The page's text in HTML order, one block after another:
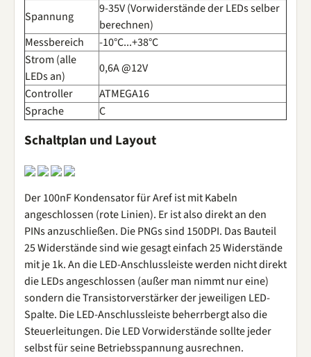
Spannung
9-35V (Vorwiderstände der LEDs selber
berechnen)
Messbereich
-10°C...+38°C
Strom (alle
LEDs an)
0,6A @12V
Controller
ATMEGA16
Sprache
C
Schaltplan und Layout
Der 100nF Kondensator für Aref ist mit Kabeln
angeschlossen (rote Linien). Er ist also direkt an den
PINs anzuschließen. Die PNGs sind 150DPI. Das Bauteil
25 Widerstände sind wie gesagt einfach 25 Widerstände
mit je 1k. An die LED-Anschlussleiste werden nicht direkt
die LEDs angeschlossen (außer man nimmt nur eine)
sondern die Transistorverstärker der jeweiligen LED-
Spalte. Die LED-Anschlussleiste beherrbergt also die
Steuerleitungen. Die LED Vorwiderstände sollte jeder
selbst für seine Betriebsspannung ausrechnen.